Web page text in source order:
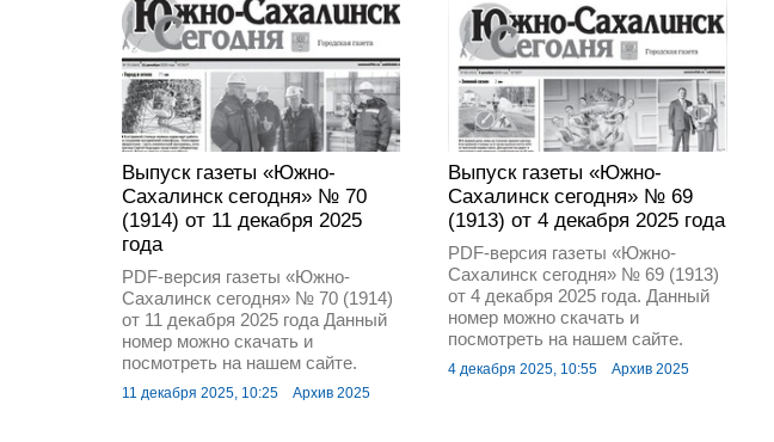
Выпуск газеты «Южно-
Сахалинск сегодня» № 70
(1914) от 11 декабря 2025
года
PDF-версия газеты «Южно-
Сахалинск сегодня» № 70 (1914)
от 11 декабря 2025 года Данный
номер можно скачать и
посмотреть на нашем сайте.
11 декабря 2025, 10:25 Архив 2025
Выпуск газеты «Южно-
Сахалинск сегодня» № 69
(1913) от 4 декабря 2025 года
PDF-версия газеты «Южно-
Сахалинск сегодня» № 69 (1913)
от 4 декабря 2025 года. Данный
номер можно скачать и
посмотреть на нашем сайте.
4 декабря 2025, 10:55 Архив 2025